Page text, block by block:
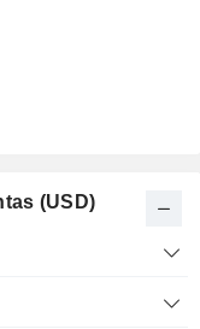
(USD)